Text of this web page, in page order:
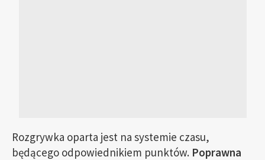
Rozgrywka oparta jest na systemie czasu,
będącego odpowiednikiem punktów. Poprawna